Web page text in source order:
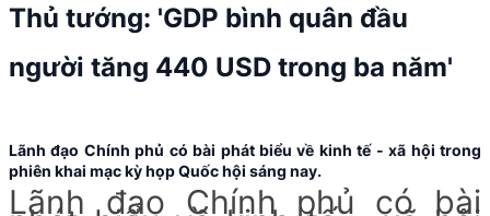
Thủ tướng: 'GDP bình quân đầu
người tăng 440 USD trong ba năm'
Lãnh đạo Chính phủ có bài phát biểu về kinh tế - xã hội trong
phiên khai mạc kỳ họp Quốc hội sáng nay.
Lãnh đạo Chính phủ có bài